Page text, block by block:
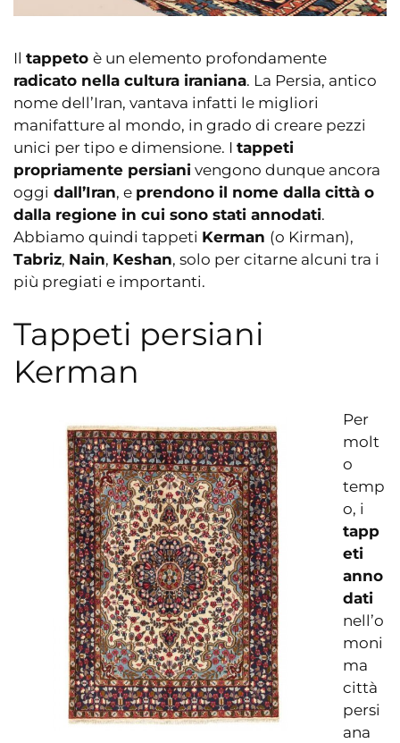
Il tappeto è un elemento profondamente
radicato nella cultura iraniana. La Persia, antico
nome dell’Iran, vantava infatti le migliori
manifatture al mondo, in grado di creare pezzi
unici per tipo e dimensione. I tappeti
propriamente persiani vengono dunque ancora
oggi dall’Iran, e prendono il nome dalla città o
dalla regione in cui sono stati annodati.
Abbiamo quindi tappeti Kerman (o Kirman),
Tabriz, Nain, Keshan, solo per citarne alcuni tra i
più pregiati e importanti.
Tappeti persiani
Kerman
Per
molt
o
temp
o, i
tapp
eti
anno
dati
nell’o
moni
ma
città
persi
ana